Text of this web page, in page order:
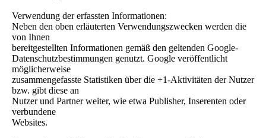
Verwendung der erfassten Informationen:
Neben den oben erläuterten Verwendungszwecken werden die
von Ihnen
bereitgestellten Informationen gemäß den geltenden Google-
Datenschutzbestimmungen genutzt. Google veröffentlicht
möglicherweise
zusammengefasste Statistiken über die +1-Aktivitäten der Nutzer
bzw. gibt diese an
Nutzer und Partner weiter, wie etwa Publisher, Inserenten oder
verbundene
Websites.